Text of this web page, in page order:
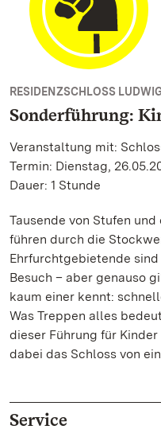
RESIDENZSCHLOSS
Sonderführung:
Veranstaltung mit:
Termin: Dienstag,
Dauer: 1 Stunde
Tausende von Stufen
führen durch die
Ehrfurchtgebietende
Besuch – aber genauso
kaum einer kennt:
Was Treppen alles
dieser Führung für
dabei das Schloss von
Service